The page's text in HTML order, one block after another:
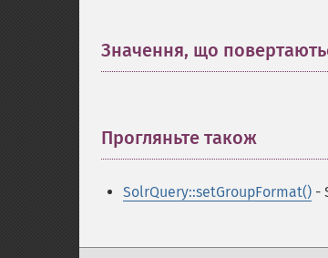
Значення, що
Прогляньте також
SolrQuery::setGroupFormat() -